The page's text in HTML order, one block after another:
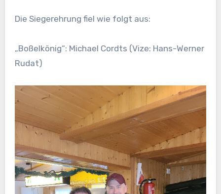
Die Siegerehrung fiel wie folgt aus:
„Boßelkönig“: Michael Cordts (Vize: Hans-Werner
Rudat)